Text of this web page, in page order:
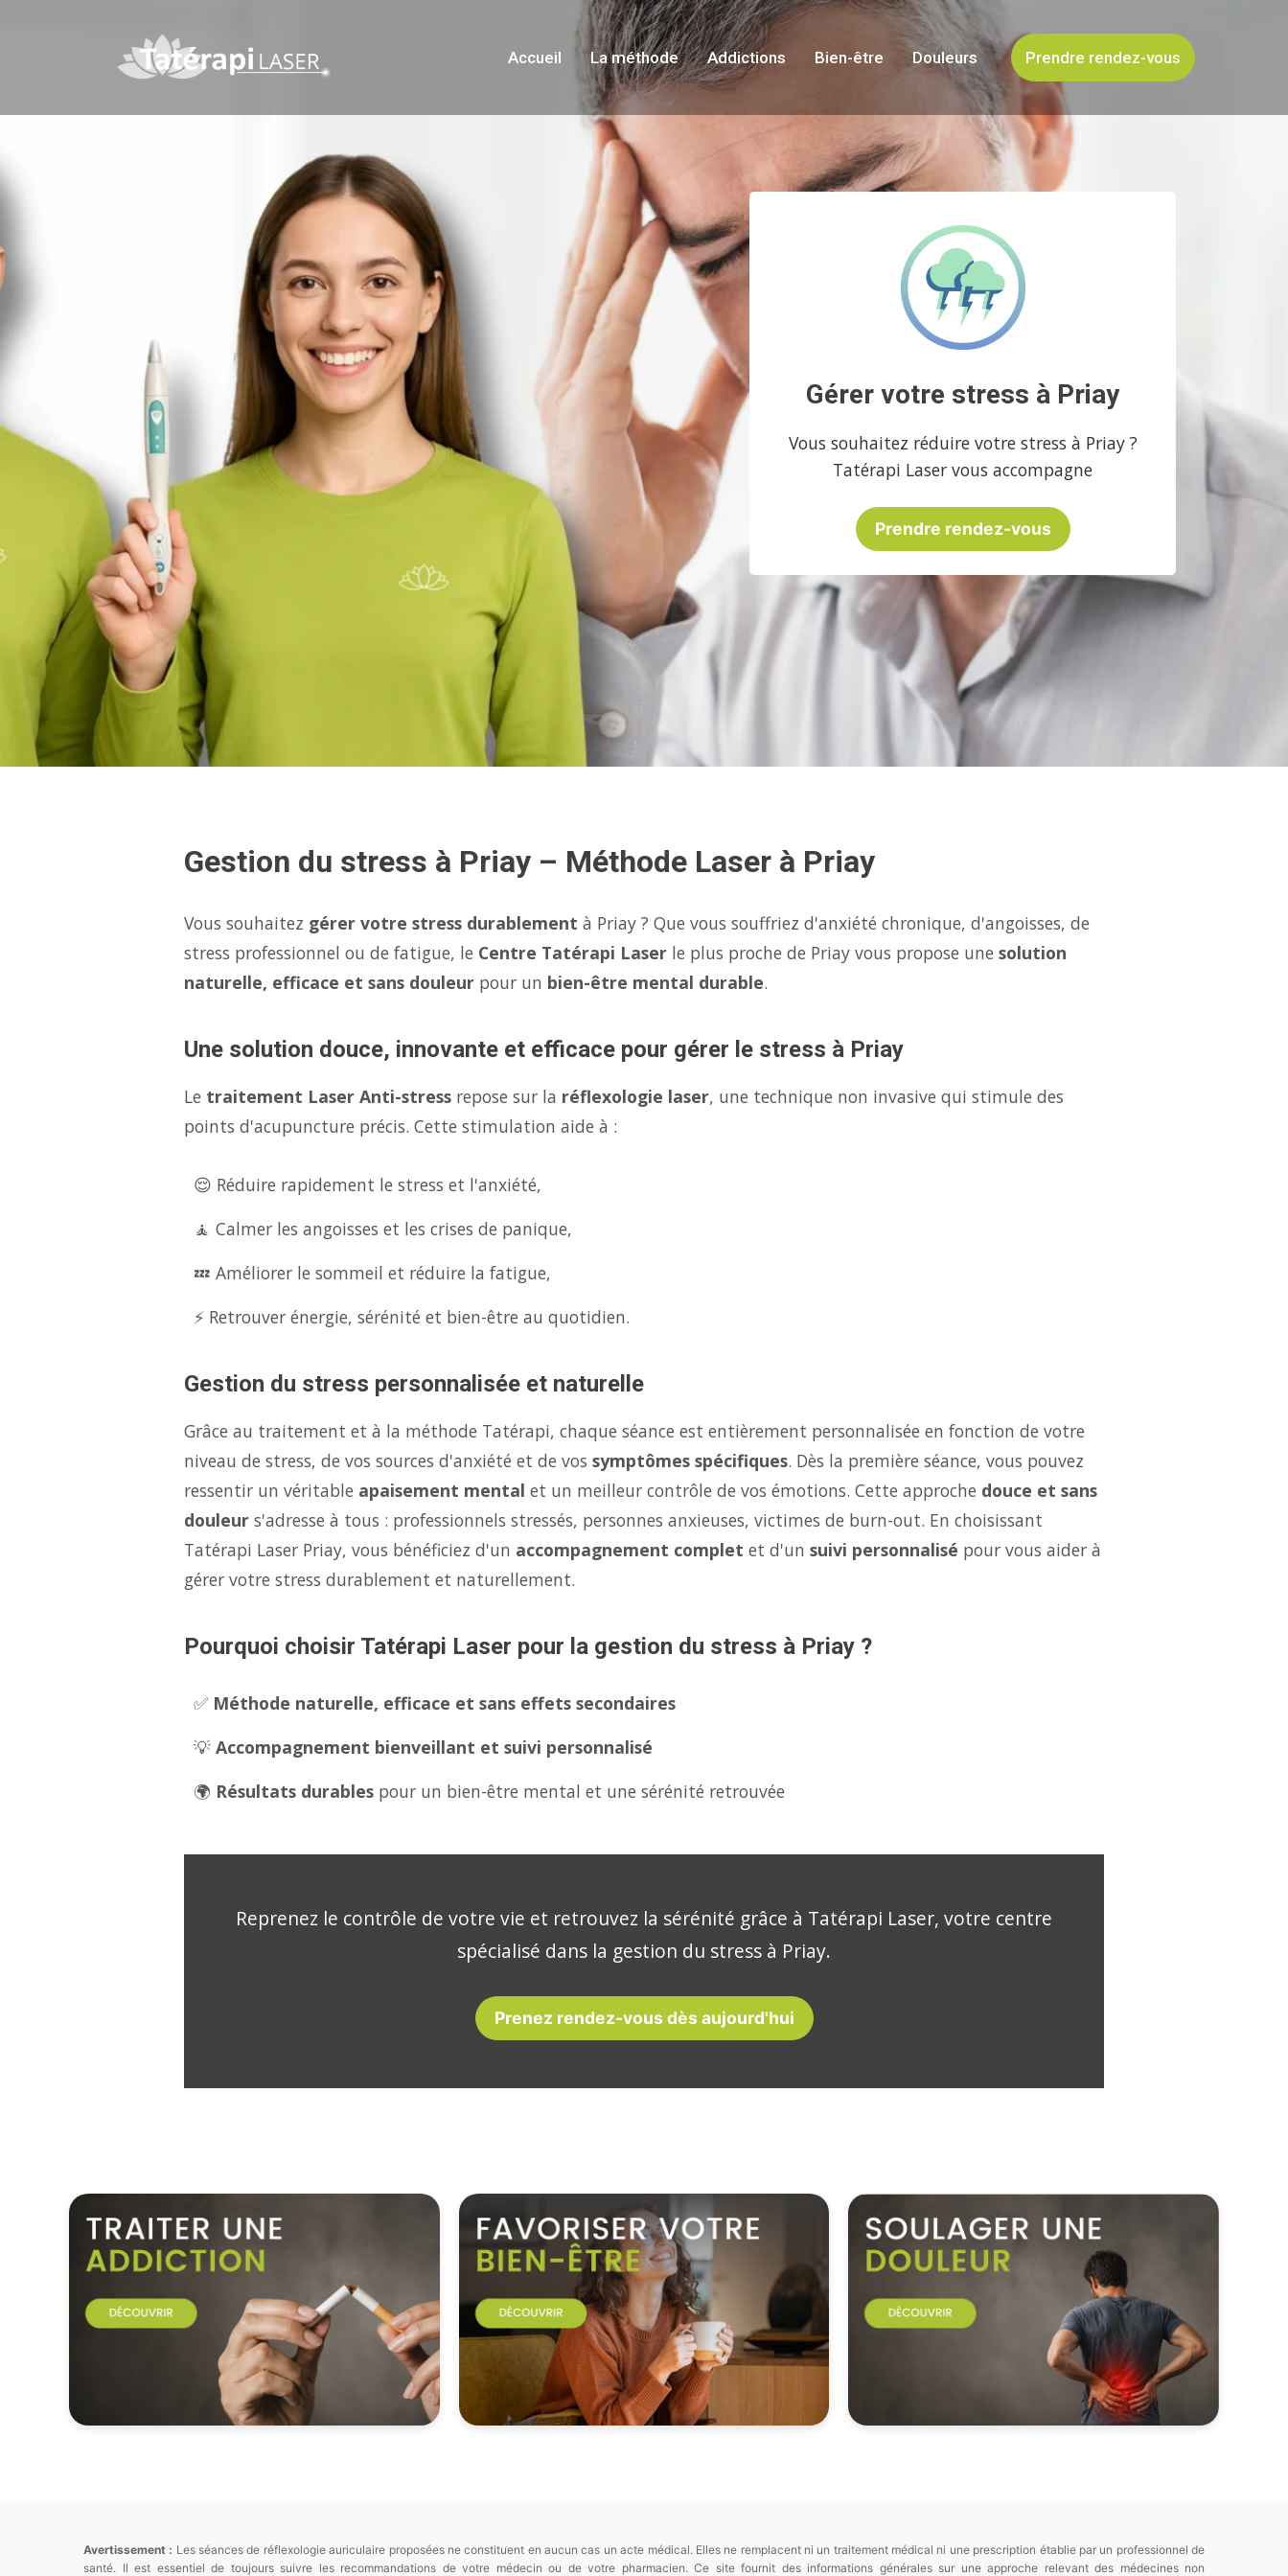
Accueil La méthode Addictions Bien-être Douleurs Prendre rendez-vous
Gérer votre stress à Priay
Vous souhaitez réduire votre stress à Priay ?
Tatérapi Laser vous accompagne
Prendre rendez-vous
Gestion du stress à Priay – Méthode Laser à Priay
Vous souhaitez gérer votre stress durablement à Priay ? Que vous souffriez d'anxiété chronique, d'angoisses, de
stress professionnel ou de fatigue, le Centre Tatérapi Laser le plus proche de Priay vous propose une solution
naturelle, efficace et sans douleur pour un bien-être mental durable.
Une solution douce, innovante et efficace pour gérer le stress à Priay
Le traitement Laser Anti-stress repose sur la réflexologie laser, une technique non invasive qui stimule des
points d'acupuncture précis. Cette stimulation aide à :
😌 Réduire rapidement le stress et l'anxiété,
🧘 Calmer les angoisses et les crises de panique,
💤 Améliorer le sommeil et réduire la fatigue,
⚡ Retrouver énergie, sérénité et bien-être au quotidien.
Gestion du stress personnalisée et naturelle
Grâce au traitement et à la méthode Tatérapi, chaque séance est entièrement personnalisée en fonction de votre
niveau de stress, de vos sources d'anxiété et de vos symptômes spécifiques. Dès la première séance, vous pouvez
ressentir un véritable apaisement mental et un meilleur contrôle de vos émotions. Cette approche douce et sans
douleur s'adresse à tous : professionnels stressés, personnes anxieuses, victimes de burn-out. En choisissant
Tatérapi Laser Priay, vous bénéficiez d'un accompagnement complet et d'un suivi personnalisé pour vous aider à
gérer votre stress durablement et naturellement.
Pourquoi choisir Tatérapi Laser pour la gestion du stress à Priay ?
✅ Méthode naturelle, efficace et sans effets secondaires
💡 Accompagnement bienveillant et suivi personnalisé
🌍 Résultats durables pour un bien-être mental et une sérénité retrouvée
Reprenez le contrôle de votre vie et retrouvez la sérénité grâce à Tatérapi Laser, votre centre
spécialisé dans la gestion du stress à Priay.
Prenez rendez-vous dès aujourd'hui
Avertissement : Les séances de réflexologie auriculaire proposées ne constituent en aucun cas un acte médical. Elles ne remplacent ni un traitement médical ni une prescription établie par un professionnel de
santé. Il est essentiel de toujours suivre les recommandations de votre médecin ou de votre pharmacien. Ce site fournit des informations générales sur une approche relevant des médecines non